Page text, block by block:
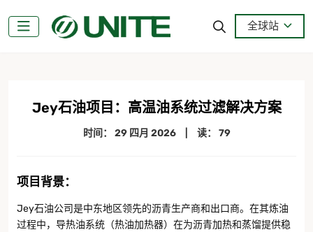
全球站
Jey石油项目：高温油系统过滤解决方案
时间： 29 四月 2026 读： 79
项目背景：
Jey石油公司是中东地区领先的沥青生产商和出口商。在其炼油
过程中，导热油系统（热油加热器）在为沥青加热和蒸馏提供稳